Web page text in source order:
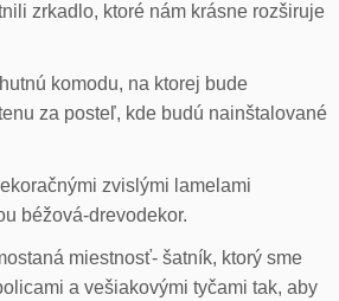
zrkadlo, ktoré nám krásne rozširuje
komodu, na ktorej bude
za posteľ, kde budú nainštalované
zvislými lamelami
béžová-drevodekor.
miestnosť- šatník, ktorý sme
a vešiakovými tyčami tak, aby